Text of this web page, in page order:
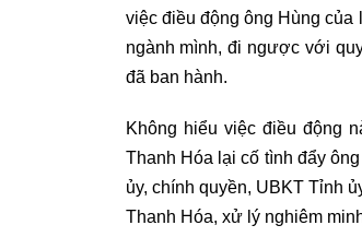
việc điều động ông Hùng của
ngành mình, đi ngược với
đã ban hành.
Không hiểu việc điều động
Thanh Hóa lại cố tình đẩy
ủy, chính quyền, UBKT Tỉnh
Thanh Hóa, xử lý nghiêm